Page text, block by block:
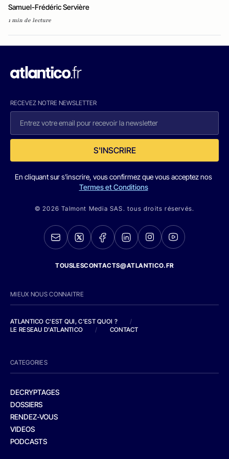
Samuel-Frédéric Servière
1 min de lecture
RECEVEZ NOTRE NEWSLETTER
S'INSCRIRE
En cliquant sur s'inscrire, vous confirmez que vous acceptez nos
Termes et Conditions
© 2026 Talmont Media SAS. tous droits réservés.
TOUSLESCONTACTS@ATLANTICO.FR
MIEUX NOUS CONNAITRE
ATLANTICO C'EST QUI, C'EST QUOI ?
/
LE RESEAU D'ATLANTICO
/ CONTACT
CATEGORIES
DECRYPTAGES
DOSSIERS
RENDEZ-VOUS
VIDEOS
PODCASTS